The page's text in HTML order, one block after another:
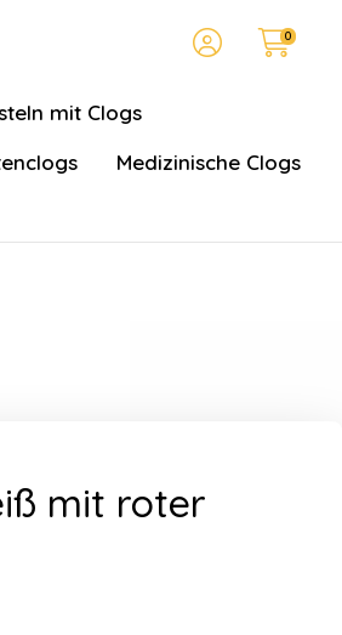
0
mit Clogs
Medizinische Clogs
mit roter